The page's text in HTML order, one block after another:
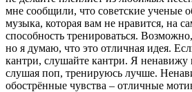
мне сообщили, что советские ученые
музыка, которая вам не нравится, на
способность тренироваться.
но я думаю, что это отличная идея.
кантри, слушайте кантри. Я ненавижу
слушая поп, тренируюсь лучше.
обострённые чувства – отличные